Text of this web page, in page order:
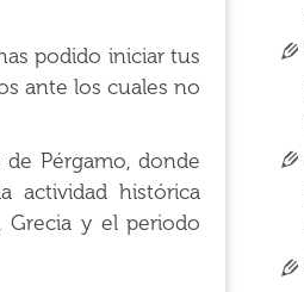
podido iniciar tus
ante los cuales no
Pérgamo, donde
actividad histórica
Grecia y el periodo